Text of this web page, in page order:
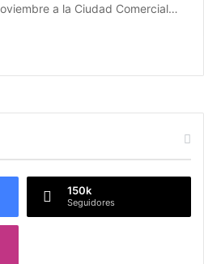
a la Ciudad Comercial…
150k
Seguidores